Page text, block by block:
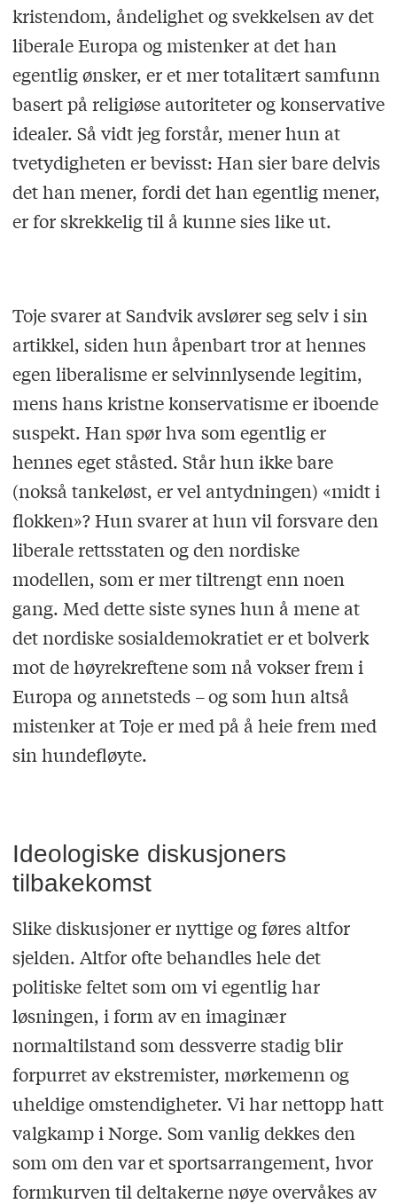
kristendom, åndelighet og svekkelsen av det
liberale Europa og mistenker at det han
egentlig ønsker, er et mer totalitært samfunn
basert på religiøse autoriteter og konservative
idealer. Så vidt jeg forstår, mener hun at
tvetydigheten er bevisst: Han sier bare delvis
det han mener, fordi det han egentlig mener,
er for skrekkelig til å kunne sies like ut.
Toje svarer at Sandvik avslører seg selv i sin
artikkel, siden hun åpenbart tror at hennes
egen liberalisme er selvinnlysende legitim,
mens hans kristne konservatisme er iboende
suspekt. Han spør hva som egentlig er
hennes eget ståsted. Står hun ikke bare
(nokså tankeløst, er vel antydningen) «midt i
flokken»? Hun svarer at hun vil forsvare den
liberale rettsstaten og den nordiske
modellen, som er mer tiltrengt enn noen
gang. Med dette siste synes hun å mene at
det nordiske sosialdemokratiet er et bolverk
mot de høyrekreftene som nå vokser frem i
Europa og annetsteds – og som hun altså
mistenker at Toje er med på å heie frem med
sin hundefløyte.
Ideologiske diskusjoners
tilbakekomst
Slike diskusjoner er nyttige og føres altfor
sjelden. Altfor ofte behandles hele det
politiske feltet som om vi egentlig har
løsningen, i form av en imaginær
normaltilstand som dessverre stadig blir
forpurret av ekstremister, mørkemenn og
uheldige omstendigheter. Vi har nettopp hatt
valgkamp i Norge. Som vanlig dekkes den
som om den var et sportsarrangement, hvor
formkurven til deltakerne nøye overvåkes av